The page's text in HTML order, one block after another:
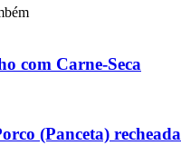
com Carne-Seca
(Panceta) recheada